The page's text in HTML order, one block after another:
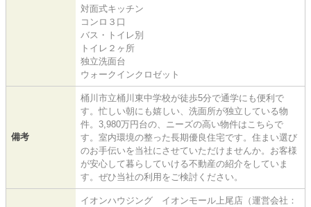
対面式キッチン
コンロ３口
バス・トイレ別
トイレ２ヶ所
独立洗面台
ウォークインクロゼット
備考
桶川市立桶川東中学校が徒歩5分で通学にも便利で
す。忙しい朝にも嬉しい、洗面所が独立している物
件。3,980万円台の、ニーズの高い物件はこちらで
す。室内環境の整った長期優良住宅です。住まい選び
のお手伝いを当社にさせていただけませんか。お客様
が安心して暮らしていける不動産の紹介をしていま
す。ぜひ当社の利用をご検討ください。
イオンハウジング イオンモール上尾店（運営会社：